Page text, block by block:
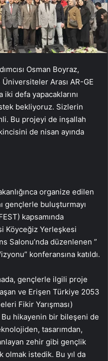
Osman Boyraz,
Arası AR-GE
iki defa yapacaklarını
bekliyoruz. Sizlerin
Bu projeyi de inşallah
de nisan ayında
organize edilen
gençlerle buluşturmayı
kapsamında
Köyceğiz Yerleşkesi
Salonu’nda düzenlenen ”
konferansına katıldı.
gençlerle ilgili proje
ve Erişen Türkiye 2053
Fikir Yarışması)
Bu hikayenin bir bileşeni de
tasarımdan,
zehir gibi gençlik
istedik. Bu yıl da